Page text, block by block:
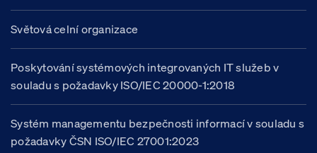
Světová celní organizace
Poskytování systémových integrovaných IT služeb v
souladu s požadavky ISO/IEC 20000-1:2018
Systém managementu bezpečnosti informací v souladu s
požadavky ČSN ISO/IEC 27001:2023